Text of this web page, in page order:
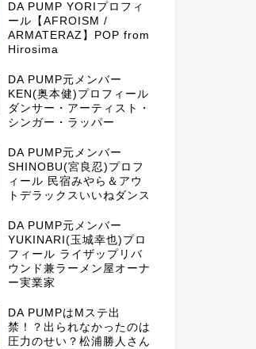
DA PUMP YORIプロフィ
ール【AFROISM /
ARMATERAZ】POP from
Hirosima
DA PUMP元メンバー
KEN(奥本健)プロフィール
ダンサー・アーティスト・
シンガー・ラッパー
DA PUMP元メンバー
SHINOBU(宮良忍)プロフ
ィール 民宿みやら＆アウ
トデラックスいいねダンス
DA PUMP元メンバー
YUKINARI(玉城幸也)プロ
フィール ライザップリバ
ウンド兼ラーメン屋オーナ
ー実業家
DA PUMPはMステ出
禁！？出られなかったのは
圧力のせい？松浦勝人さん